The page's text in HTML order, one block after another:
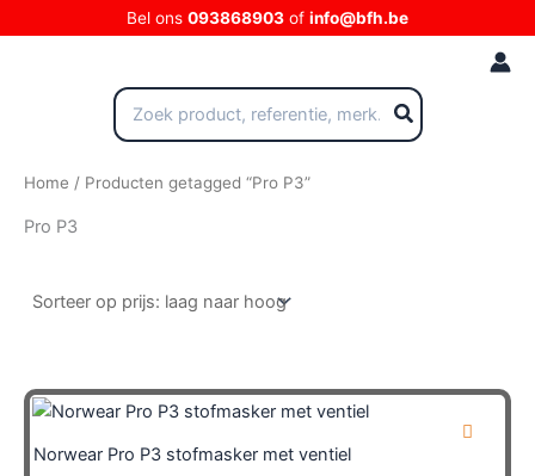
naar
Bel ons 093868903 of info@bfh.be
Zoeken
naar:
Home / Producten getagged “Pro P3”
Pro P3
Norwear Pro P3 stofmasker met ventiel